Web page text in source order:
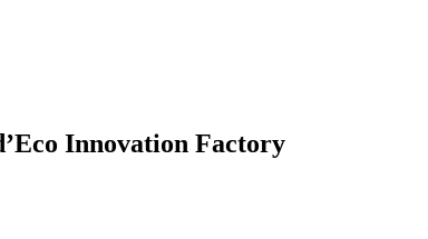
Innovation Factory